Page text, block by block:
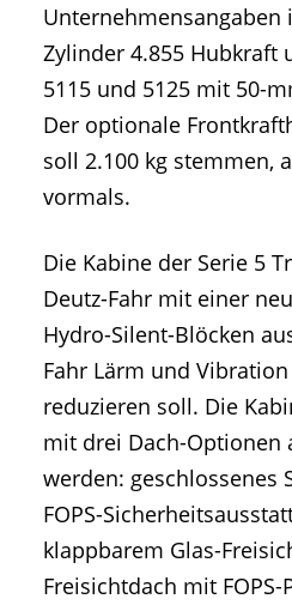
Unternehmensangaben
Zylinder 4.855 Hubkraft
5115 und 5125 mit 50-
Der optionale
soll 2.100 kg stemmen,
vormals.
Die Kabine der Serie 5
Deutz-Fahr mit einer
Hydro-Silent-Blöcken
Fahr Lärm und
reduzieren soll. Die
mit drei Dach-Optionen
werden: geschlossenes
FOPS-
klappbarem Glas-
Freisichtdach mit